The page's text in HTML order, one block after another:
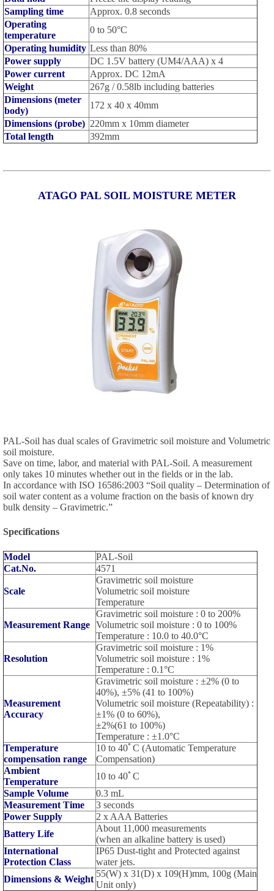
Sampling time
Approx. 0.8 seconds
Operating
temperature
0 to 50°C
Operating humidity Less than 80%
Power supply
DC 1.5V battery (UM4/AAA) x 4
Power current
Approx. DC 12mA
Weight
267g / 0.58lb including batteries
Dimensions (meter
body)
172 x 40 x 40mm
Dimensions (probe) 220mm x 10mm diameter
Total length
392mm
ATAGO PAL SOIL MOISTURE METER
PAL-Soil has dual scales of Gravimetric soil moisture and Volumetric
soil moisture.
Save on time, labor, and material with PAL-Soil. A measurement
only takes 10 minutes whether out in the fields or in the lab.
In accordance with ISO 16586:2003 “Soil quality – Determination of
soil water content as a volume fraction on the basis of known dry
bulk density – Gravimetric.”
Specifications
Model
PAL-Soil
Cat.No.
4571
Scale
Gravimetric soil moisture
Volumetric soil moisture
Temperature
Measurement Range
Gravimetric soil moisture : 0 to 200%
Volumetric soil moisture : 0 to 100%
Temperature : 10.0 to 40.0°C
Resolution
Gravimetric soil moisture : 1%
Volumetric soil moisture : 1%
Temperature : 0.1°C
Measurement
Accuracy
Gravimetric soil moisture : ±2% (0 to
40%), ±5% (41 to 100%)
Volumetric soil moisture (Repeatability) :
±1% (0 to 60%),
±2%(61 to 100%)
Temperature : ±1.0°C
Temperature
compensation range
10 to 40ﾟC (Automatic Temperature
Compensation)
Ambient
Temperature
10 to 40ﾟC
Sample Volume
0.3 mL
Measurement Time
3 seconds
Power Supply
2 x AAA Batteries
Battery Life
About 11,000 measurements
(when an alkaline battery is used)
International
Protection Class
IP65 Dust-tight and Protected against
water jets.
Dimensions & Weight
55(W) x 31(D) x 109(H)mm, 100g (Main
Unit only)